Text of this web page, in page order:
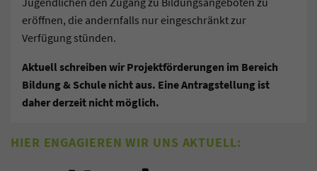
eröffnen, die andernfalls nur eingeschränkt zur
Verfügung stünden.
Aktuell schreiben wir Projektförderungen im Bereich
Bildung & Schule nicht aus. Eine Antragstellung ist
daher derzeit nicht möglich.
HIER ENGAGIEREN WIR UNS AKTUELL: